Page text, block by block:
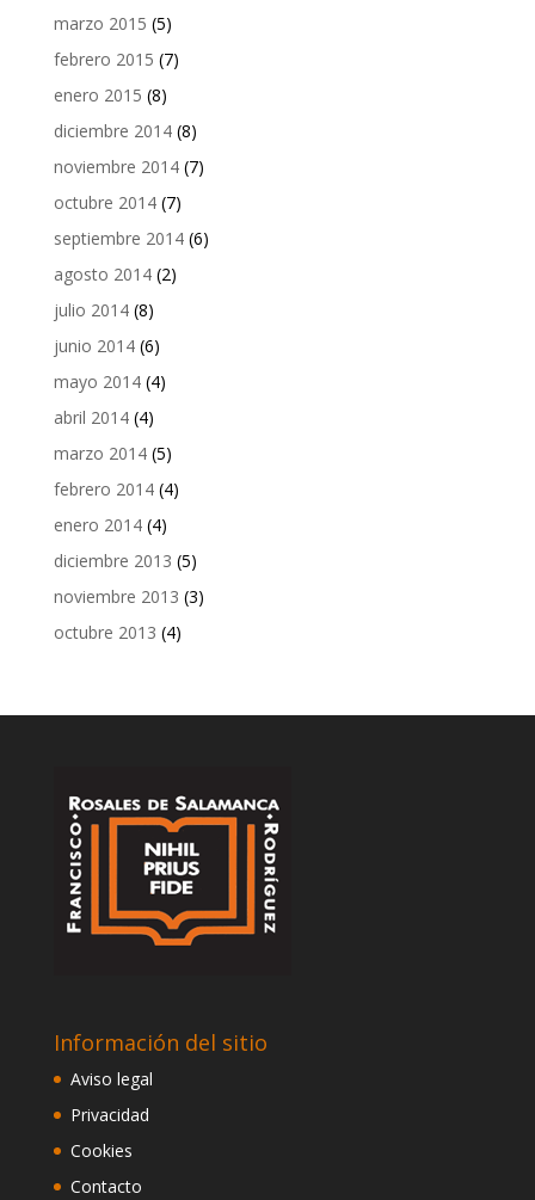
marzo 2015 (5)
febrero 2015 (7)
enero 2015 (8)
diciembre 2014(8)
noviembre 2014(7)
octubre 2014(7)
septiembre 2014(6)
agosto 2014(2)
julio 2014(8)
junio 2014(6)
mayo 2014(4)
abril 2014(4)
marzo 2014(5)
febrero 2014(4)
enero 2014(4)
diciembre 2013 (5)
noviembre 2013 (3)
octubre 2013 (4)
Información del sitio
Aviso legal
Privacidad
Cookies
Contacto